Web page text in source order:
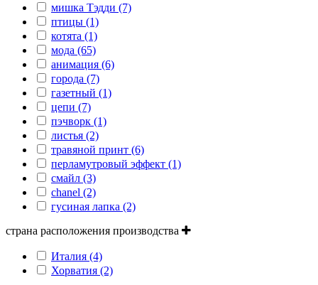
мишка Тэдди (7)
птицы (1)
котята (1)
мода (65)
анимация (6)
города (7)
газетный (1)
цепи (7)
пэчворк (1)
листья (2)
травяной принт (6)
перламутровый эффект (1)
смайл (3)
сhanel (2)
гусиная лапка (2)
страна расположения производства
Италия (4)
Хорватия (2)